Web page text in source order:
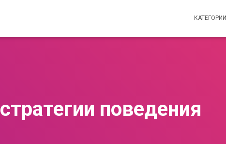
КАТЕГОРИИ
стратегии поведения